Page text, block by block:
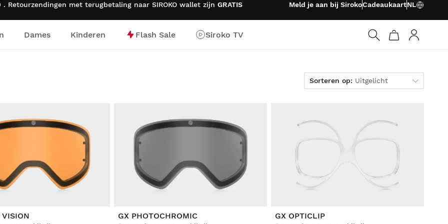
Retourzendingen met terugbetaling naar SIROKO wallet zijn GRATIS Meld je aan bij SirokoCadeaukaartNL
Dames Kinderen Flash Sale
Siroko TV
Sorteren op
Sorteren op: Uitgelicht
VISION GX PHOTOCHROMIC GX OPTICLIP